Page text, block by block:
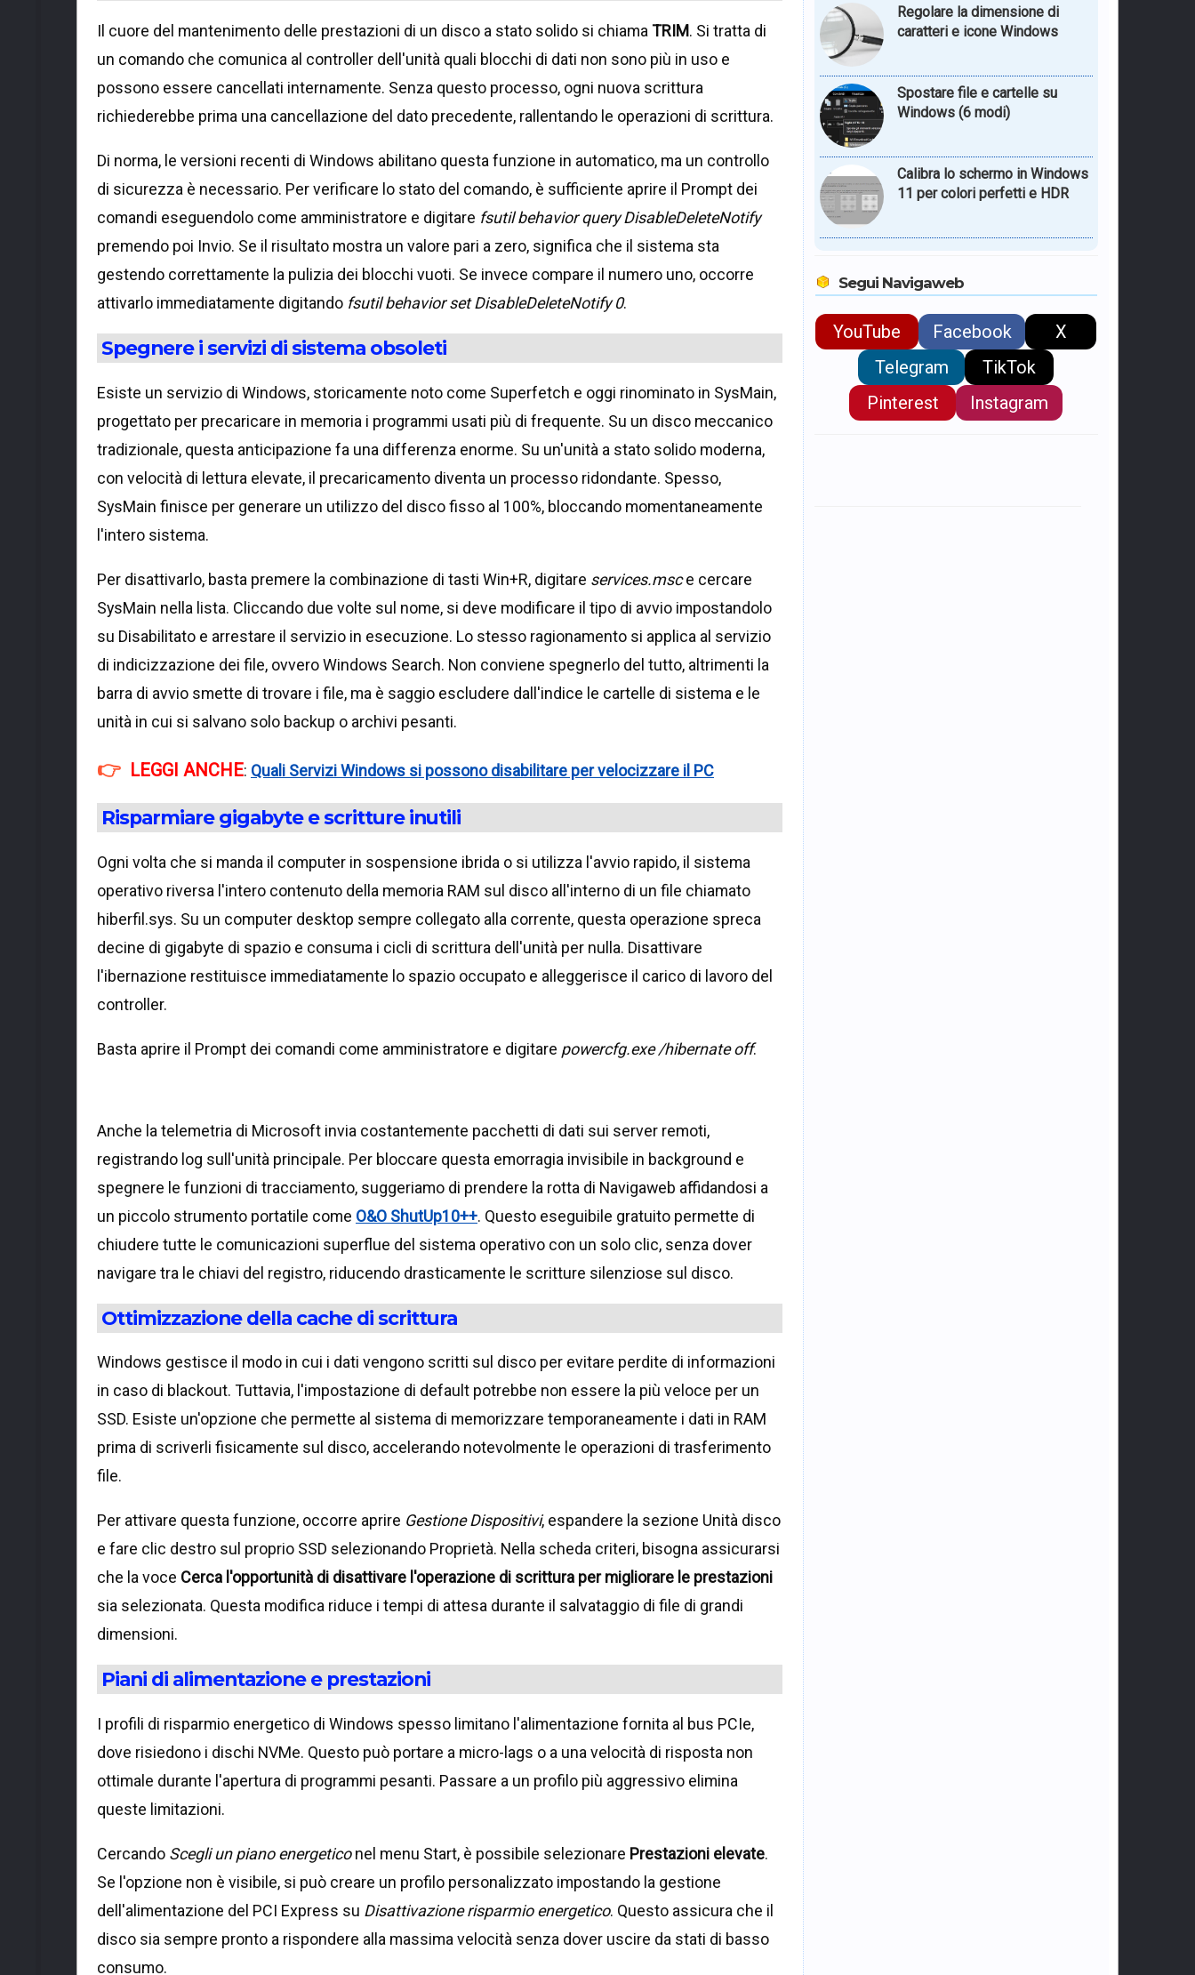
Il cuore del mantenimento delle prestazioni di un disco a stato solido si chiama TRIM. Si tratta di
un comando che comunica al controller dell'unità quali blocchi di dati non sono più in uso e
possono essere cancellati internamente. Senza questo processo, ogni nuova scrittura
richiederebbe prima una cancellazione del dato precedente, rallentando le operazioni di scrittura.
Di norma, le versioni recenti di Windows abilitano questa funzione in automatico, ma un controllo
di sicurezza è necessario. Per verificare lo stato del comando, è sufficiente aprire il Prompt dei
comandi eseguendolo come amministratore e digitare fsutil behavior query DisableDeleteNotify
premendo poi Invio. Se il risultato mostra un valore pari a zero, significa che il sistema sta
gestendo correttamente la pulizia dei blocchi vuoti. Se invece compare il numero uno, occorre
attivarlo immediatamente digitando fsutil behavior set DisableDeleteNotify 0.
Spegnere i servizi di sistema obsoleti
Esiste un servizio di Windows, storicamente noto come Superfetch e oggi rinominato in SysMain,
progettato per precaricare in memoria i programmi usati più di frequente. Su un disco meccanico
tradizionale, questa anticipazione fa una differenza enorme. Su un'unità a stato solido moderna,
con velocità di lettura elevate, il precaricamento diventa un processo ridondante. Spesso,
SysMain finisce per generare un utilizzo del disco fisso al 100%, bloccando momentaneamente
l'intero sistema.
Per disattivarlo, basta premere la combinazione di tasti Win+R, digitare services.msce cercare
SysMain nella lista. Cliccando due volte sul nome, si deve modificare il tipo di avvio impostandolo
su Disabilitato e arrestare il servizio in esecuzione. Lo stesso ragionamento si applica al servizio
di indicizzazione dei file, ovvero Windows Search. Non conviene spegnerlo del tutto, altrimenti la
barra di avvio smette di trovare i file, ma è saggio escludere dall'indice le cartelle di sistema e le
unità in cui si salvano solo backup o archivi pesanti.
LEGGI ANCHE: Quali Servizi Windows si possono disabilitare per velocizzare il PC
Risparmiare gigabyte e scritture inutili
Ogni volta che si manda il computer in sospensione ibrida o si utilizza l'avvio rapido, il sistema
operativo riversa l'intero contenuto della memoria RAM sul disco all'interno di un file chiamato
hiberfil.sys. Su un computer desktop sempre collegato alla corrente, questa operazione spreca
decine di gigabyte di spazio e consuma i cicli di scrittura dell'unità per nulla. Disattivare
l'ibernazione restituisce immediatamente lo spazio occupato e alleggerisce il carico di lavoro del
controller.
Basta aprire il Prompt dei comandi come amministratore e digitare powercfg.exe /hibernate off.
Anche la telemetria di Microsoft invia costantemente pacchetti di dati sui server remoti,
registrando log sull'unità principale. Per bloccare questa emorragia invisibile in background e
spegnere le funzioni di tracciamento, suggeriamo di prendere la rotta di Navigaweb affidandosi a
un piccolo strumento portatile come O&O ShutUp10++. Questo eseguibile gratuito permette di
chiudere tutte le comunicazioni superflue del sistema operativo con un solo clic, senza dover
navigare tra le chiavi del registro, riducendo drasticamente le scritture silenziose sul disco.
Ottimizzazione della cache di scrittura
Windows gestisce il modo in cui i dati vengono scritti sul disco per evitare perdite di informazioni
in caso di blackout. Tuttavia, l'impostazione di default potrebbe non essere la più veloce per un
SSD. Esiste un'opzione che permette al sistema di memorizzare temporaneamente i dati in RAM
prima di scriverli fisicamente sul disco, accelerando notevolmente le operazioni di trasferimento
file.
Per attivare questa funzione, occorre aprire Gestione Dispositivi, espandere la sezione Unità disco
e fare clic destro sul proprio SSD selezionando Proprietà. Nella scheda criteri, bisogna assicurarsi
che la voce Cerca l'opportunità di disattivare l'operazione di scrittura per migliorare le prestazioni
sia selezionata. Questa modifica riduce i tempi di attesa durante il salvataggio di file di grandi
dimensioni.
Piani di alimentazione e prestazioni
I profili di risparmio energetico di Windows spesso limitano l'alimentazione fornita al bus PCIe,
dove risiedono i dischi NVMe. Questo può portare a micro-lags o a una velocità di risposta non
ottimale durante l'apertura di programmi pesanti. Passare a un profilo più aggressivo elimina
queste limitazioni.
Cercando Scegli un piano energeticonel menu Start, è possibile selezionare Prestazioni elevate.
Se l'opzione non è visibile, si può creare un profilo personalizzato impostando la gestione
dell'alimentazione del PCI Express su Disattivazione risparmio energetico. Questo assicura che il
disco sia sempre pronto a rispondere alla massima velocità senza dover uscire da stati di basso
consumo.
Regolare la dimensione di
caratteri e icone Windows
Spostare file e cartelle su
Windows (6 modi)
Calibra lo schermo in Windows
11 per colori perfetti e HDR
Segui Navigaweb
YouTube Facebook
X
Telegram
TikTok
Pinterest
Instagram